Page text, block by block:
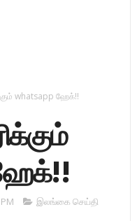
whatsapp ஹேக்!!
இலங்கை செய்தி